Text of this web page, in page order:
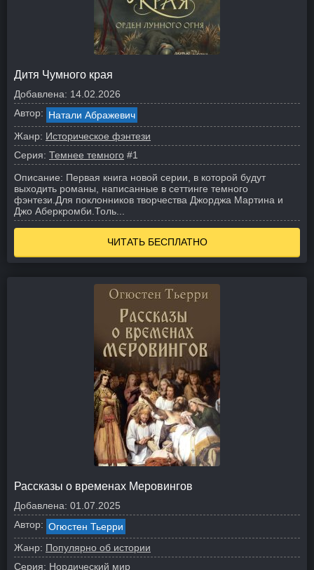
Дитя Чумного края
Добавлена: 14.02.2026
Автор: Натали Абражевич
Жанр: Историческое фэнтези
Серия: Темнее темного #1
Описание: Первая книга новой серии, в которой будут
выходить романы, написанные в сеттинге темного
фэнтези. Для поклонников творчества Джорджа Мартина и
Джо Аберкромби. Толь...
ЧИТАТЬ БЕСПЛАТНО
Рассказы о временах Меровингов
Добавлена: 01.07.2025
Автор: Огюстен Тьерри
Жанр: Популярно об истории
Серия: Нордический мир